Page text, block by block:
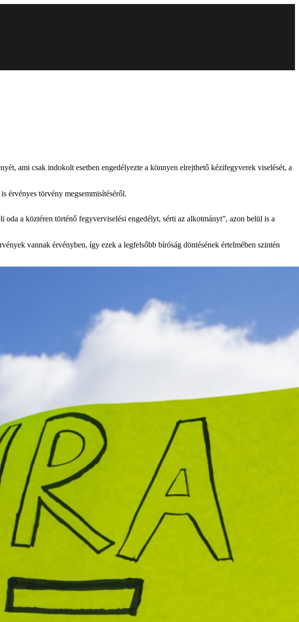
ami csak indokolt esetben engedélyezte a könnyen elrejthető kézifegyverek viselését, a
érvényes törvény megsemmisítéséről.
a köztéren történő fegyverviselési engedélyt, sérti az alkotmányt”, azon belül is a
vannak érvényben, így ezek a legfelsőbb bíróság döntésének értelmében szintén